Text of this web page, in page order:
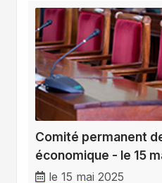
Comité permanent
économique - le 15
le 15 mai 2025